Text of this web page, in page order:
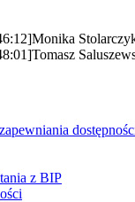
Monika
Tomasz
z BIP